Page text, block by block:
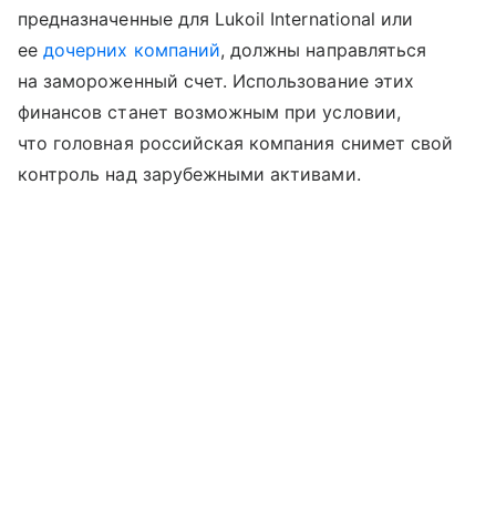
предназначенные для Lukoil International или
еедочерних компаний, должны направляться
на замороженный счет. Использование этих
финансов станет возможным при условии,
что головная российская компания снимет свой
контроль над зарубежными активами.